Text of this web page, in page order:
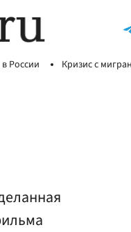
России Кризис с